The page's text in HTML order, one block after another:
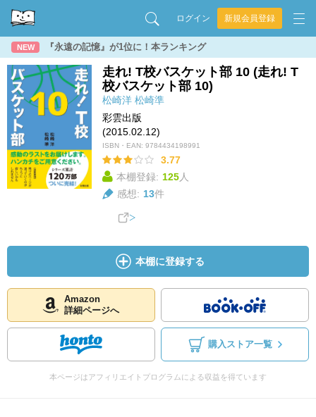
ログイン 新規会員登録
NEW 『永遠の記憶』が1位に！本ランキング
走れ! T校バスケット部 10 (走れ! T
校バスケット部 10)
松崎洋 松崎準
彩雲出版
(2015.02.12)
ISBN・EAN: 9784434198991
3.77
本棚登録: 125人
感想: 13件
本棚に登録する
Amazon
詳細ページへ
購入ストア一覧
本ページはアフィリエイトプログラムによる収益を得ています